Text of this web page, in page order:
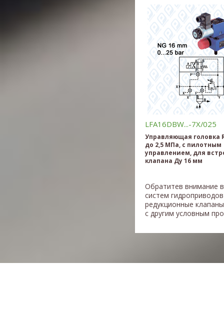
LFA16DBW...-7X/025
Управляющая головка
до 2,5 МПа, c пилотным
управлением, для
клапана Ду 16 мм
Обратитев внимание
систем
редукционные
с другим условным